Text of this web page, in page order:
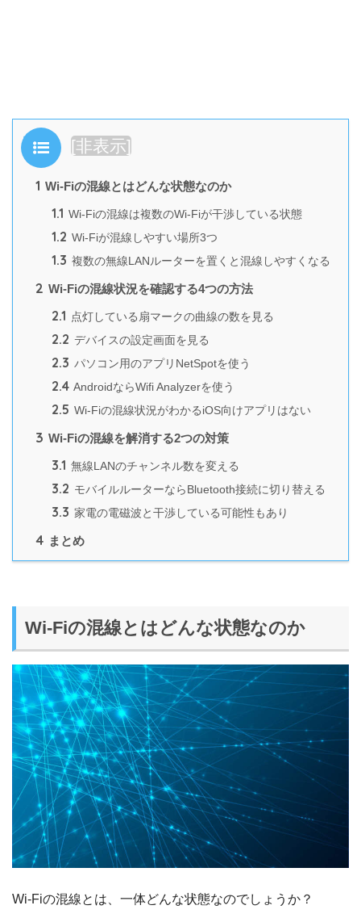
目次 [非表示]
1 Wi-Fiの混線とはどんな状態なのか
1.1 Wi-Fiの混線は複数のWi-Fiが干渉している状態
1.2 Wi-Fiが混線しやすい場所3つ
1.3 複数の無線LANルーターを置くと混線しやすくなる
2 Wi-Fiの混線状況を確認する4つの方法
2.1 点灯している扇マークの曲線の数を見る
2.2 デバイスの設定画面を見る
2.3 パソコン用のアプリNetSpotを使う
2.4 AndroidならWifi Analyzerを使う
2.5 Wi-Fiの混線状況がわかるiOS向けアプリはない
3 Wi-Fiの混線を解消する2つの対策
3.1 無線LANのチャンネル数を変える
3.2 モバイルルーターならBluetooth接続に切り替える
3.3 家電の電磁波と干渉している可能性もあり
4 まとめ
Wi-Fiの混線とはどんな状態なのか
Wi-Fiの混線とは、一体どんな状態なのでしょうか？